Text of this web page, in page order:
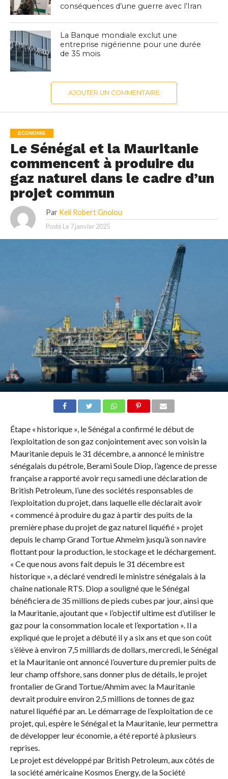
conséquences d’une guerre avec l’Iran
La Banque mondiale exclut une
entreprise nigérienne pour une durée
de 35 mois
AJOUTER UN COMMENTAIRE
ECONOMIE
Le Sénégal et la Mauritanie
commencent à produire du
gaz naturel dans le cadre d’un
projet commun
Par Keli Robert Gnolou
Posté Le 7 janvier 2025
Étape « historique », le Sénégal a confirmé le début de
l’exploitation de son gaz conjointement avec son voisin la
Mauritanie depuis le 31 décembre, a annoncé le ministre
sénégalais du pétrole, Berami Soule Diop, l’agence de presse
française a rapporté avoir reçu samedi une déclaration de
British Petroleum, l’une des sociétés responsables de
l’exploitation du projet, dans laquelle elle déclarait avoir
« commencé à produire du gaz à partir des puits de la
première phase du projet de gaz naturel liquéfié » projet
depuis le champ Grand Tortue Ahmeim jusqu’à son navire
flottant pour la production, le stockage et le déchargement.
« Ce que nous avons fait depuis le 31 décembre est
historique », a déclaré vendredi le ministre sénégalais à la
chaîne nationale RTS. Diop a souligné que le Sénégal
bénéficiera de 35 millions de pieds cubes par jour, ainsi que
la Mauritanie, ajoutant que « l’objectif ultime est d’utiliser le
gaz pour la consommation locale et l’exportation ». Il a
expliqué que le projet a débuté il y a six ans et que son coût
s’élève à environ 7,5 milliards de dollars, mercredi, le Sénégal
et la Mauritanie ont annoncé l’ouverture du premier puits de
leur champ offshore, sans donner plus de détails, le projet
frontalier de Grand Tortue/Ahmim avec la Mauritanie
devrait produire environ 2,5 millions de tonnes de gaz
naturel liquéfié par an. Le démarrage de l’exploitation de ce
projet, qui, espère le Sénégal et la Mauritanie, leur permettra
de développer leur économie, a été reporté à plusieurs
reprises.
Le projet est développé par British Petroleum, aux côtés de
la société américaine Kosmos Energy, de la Société